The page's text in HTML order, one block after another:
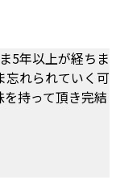
5年以上が経ちま
忘れられていく可
持って頂き完結